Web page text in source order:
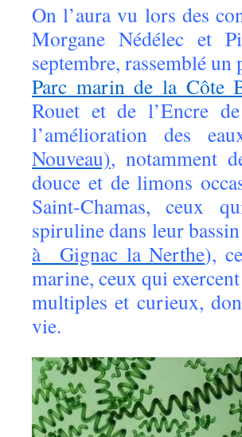
On l’aura vu lors des
Morgane Nédélec et
septembre, rassemblé
Parc marin de la Côte
Rouet et de l’Encre
l’amélioration des
Nouveau), notamment
douce et de limons
Saint-Chamas, ceux
spiruline dans leur
à Gignac la Nerthe),
marine, ceux qui
multiples et curieux,
vie.